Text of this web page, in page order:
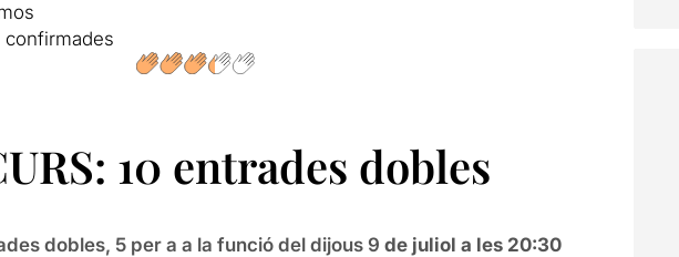
confirmades
10 entrades dobles
dobles, 5 per a a la funció del dijous 9 de juliol a les 20:30